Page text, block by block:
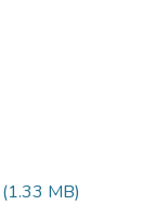
(1.33 MB)